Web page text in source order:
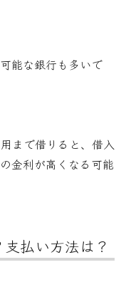
能な銀行も多いで
まで借りると、借入
金利が高くなる可能
払い方法は？